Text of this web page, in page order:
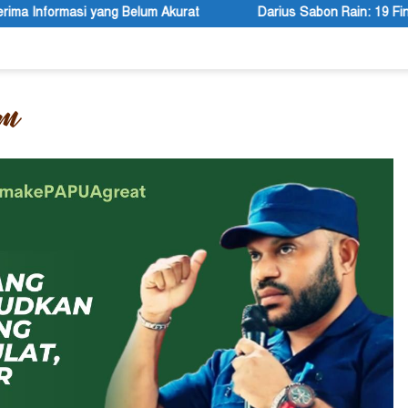
Akurat Darius Sabon Rain: 19 Finalis Bersaing Memasuki